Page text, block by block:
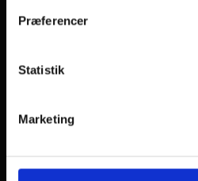
Præferencer
Statistik
Marketing